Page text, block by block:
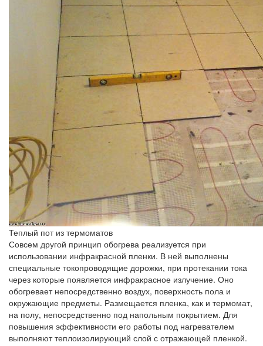
Теплый пот из термоматов
Совсем другой принцип обогрева реализуется при
использовании инфракрасной пленки. В ней выполнены
специальные токопроводящие дорожки, при протекании тока
через которые появляется инфракрасное излучение. Оно
обогревает непосредственно воздух, поверхность пола и
окружающие предметы. Размещается пленка, как и термомат,
на полу, непосредственно под напольным покрытием. Для
повышения эффективности его работы под нагревателем
выполняют теплоизолирующий слой с отражающей пленкой.